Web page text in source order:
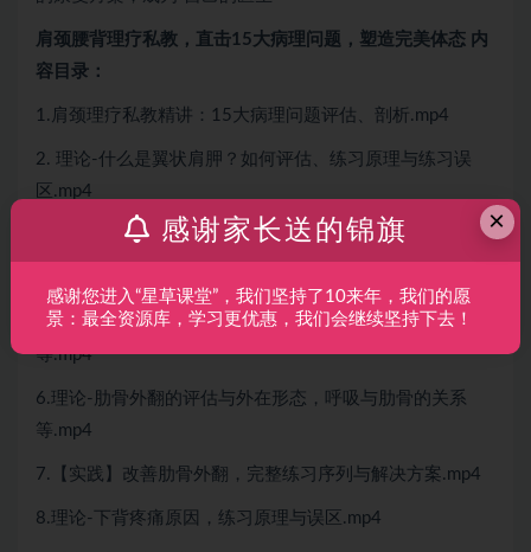
肩颈腰背理疗私教，直击15大病理问题，塑造完美体态 内
容目录：
1.肩颈理疗私教精讲：15大病理问题评估、剖析.mp4
2. 理论-什么是翼状肩胛？如何评估、练习原理与练习误
区.mp4
3.【跟练】（稳定肩带）缓解溜肩，改善翼状肩胛.mp4
5.【跟练】改善头颈前移，消除富贵包、胸椎僵直平背
等.mp4
6.理论-肋骨外翻的评估与外在形态，呼吸与肋骨的关系
等.mp4
7.【实践】改善肋骨外翻，完整练习序列与解决方案.mp4
8.理论-下背疼痛原因，练习原理与误区.mp4
×
感谢家长送的锦旗
感谢您进入“星草课堂”，我们坚持了10来年，我们的愿
景：最全资源库，学习更优惠，我们会继续坚持下去！